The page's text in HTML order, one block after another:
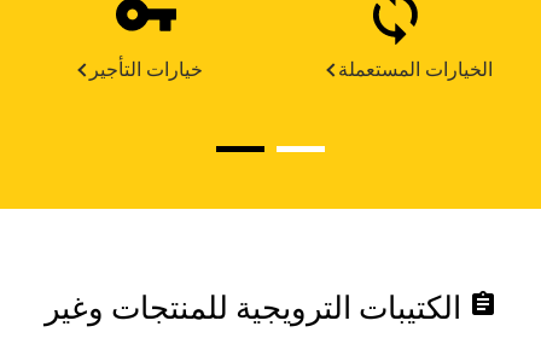
خيارات التأجير الخيارات المستعملة
assignment الكتيبات الترويجية للمنتجات وغير